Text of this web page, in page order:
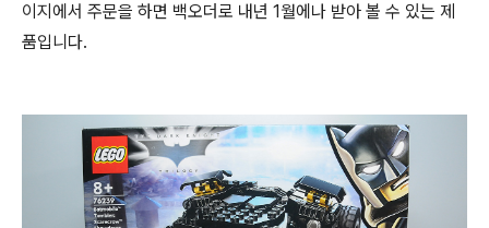
이지에서 주문을 하면 백오더로 내년 1월에나 받아 볼 수 있는 제
품입니다.